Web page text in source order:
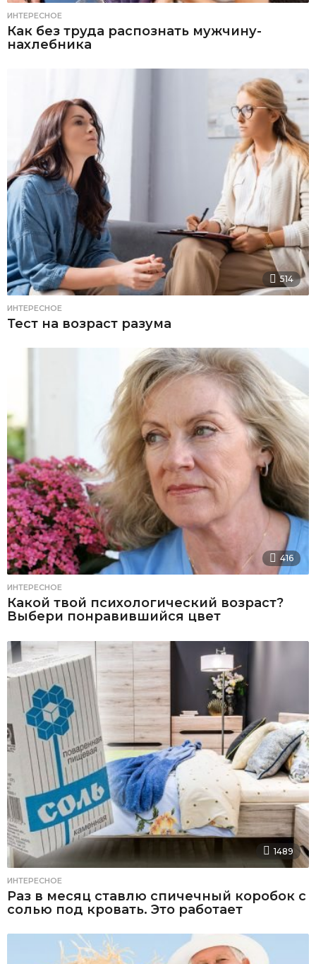
ИНТЕРЕСНОЕ
Как без труда распознать мужчину-
нахлебника
514
ИНТЕРЕСНОЕ
Тест на возраст разума
416
ИНТЕРЕСНОЕ
Какой твой психологический возраст?
Выбери понравившийся цвет
1489
ИНТЕРЕСНОЕ
Раз в месяц ставлю спичечный коробок с
солью под кровать. Это работает